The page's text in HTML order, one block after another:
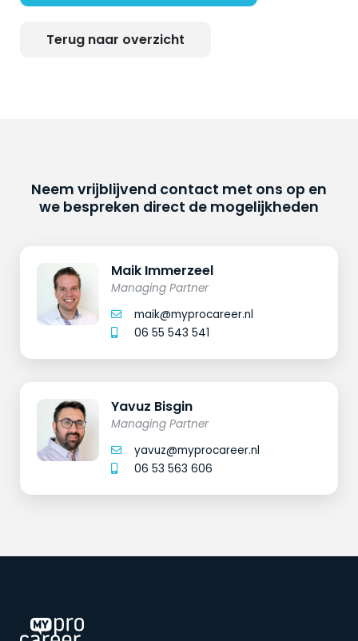
Terug naar overzicht
Neem vrijblijvend contact met ons op en
we bespreken direct de mogelijkheden
Maik Immerzeel
Managing Partner
maik@myprocareer.nl
06 55 543 541
Yavuz Bisgin
Managing Partner
yavuz@myprocareer.nl
06 53 563 606